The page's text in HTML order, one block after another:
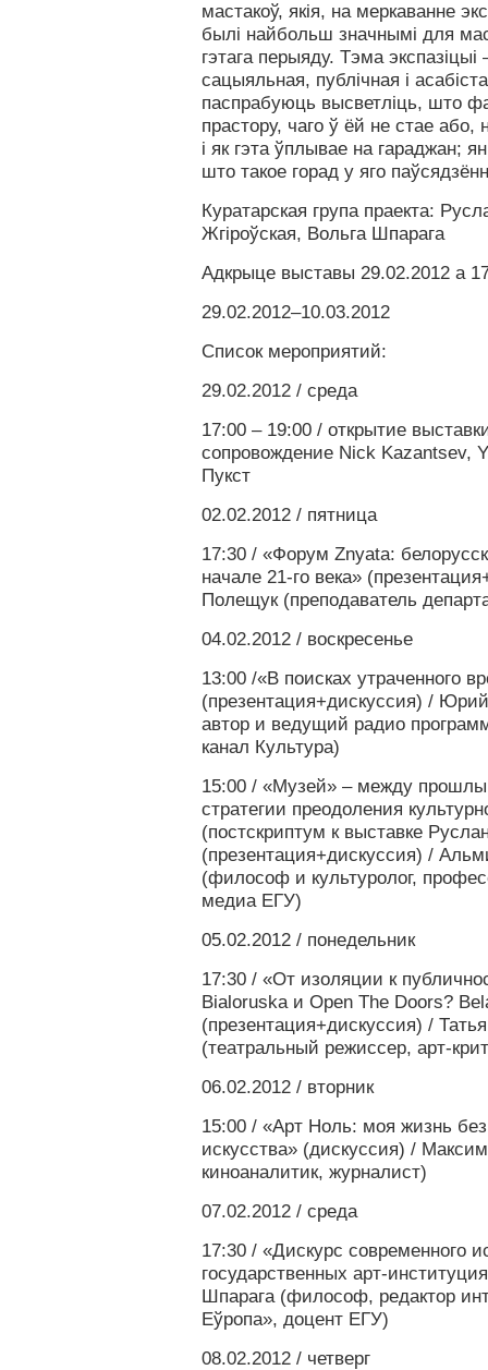
мастакоў, якія, на меркаванне
былі найбольш значнымі для
гэтага перыяду. Тэма
сацыяльная, публічная і
паспрабуюць высветліць, што
прастору, чаго ў ёй не стае або,
і як гэта ўплывае на гараджан;
што такое горад у яго
Куратарская група праекта:
Жгіроўская, Вольга Шпарага
Адкрыце выставы 29.02.2012 а
29.02.2012–10.03.2012
Список мероприятий:
29.02.2012 / среда
17:00 – 19:00 / открытие
сопровождение Nick Kazantsev,
Пукст
02.02.2012 / пятница
17:30 / «Форум Znyata:
начале 21-го века»
Полещук (преподаватель
04.02.2012 / воскресенье
13:00 /«В поисках утраченного
(презентация+дискуссия) /
автор и ведущий радио
канал Культура)
15:00 / «Музей» – между
стратегии преодоления
(постскриптум к выставке
(презентация+дискуссия) /
(философ и культуролог,
медиа ЕГУ)
05.02.2012 / понедельник
17:30 / «От изоляции к
Bialoruska и Open The Doors?
(презентация+дискуссия) /
(театральный режиссер, арт-
06.02.2012 / вторник
15:00 / «Арт Ноль: моя жизнь без
искусства» (дискуссия) /
киноаналитик, журналист)
07.02.2012 / среда
17:30 / «Дискурс современного
государственных арт-
Шпарага (философ, редактор
Еўропа», доцент ЕГУ)
08.02.2012 / четверг